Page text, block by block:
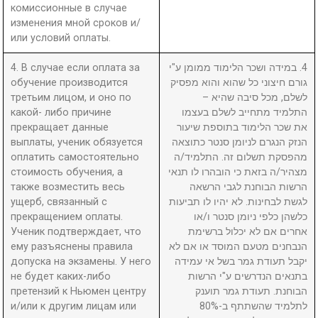
комиссионные в случае
изменения мной сроков и/
или условий оплаты.
4. В случае если оплата за
обучение производится
третьим лицом, и оно по
какой- либо причине
прекращает данные
выплаты, ученик обязуется
оплатить самостоятельно
стоимость обучения, а
также возместить весь
ущерб, связанный с
прекращением оплаты.
Ученик подтверждает, что
ему разъяснены правила
допуска на экзамены. У него
не будет каких-либо
претензий к Ньюмен центру
и/или к другим лицам или
4. במידה ושכר הלימוד ממומן ע"י
גורם חיצוני כל שהוא והוא מפסיק
לשלם, מכל סיבה שהיא –
התלמיד מתחייב לשלם בעצמו
את שכר הלימוד בתוספת שיעור
הנזק הנגרם לניומן סנטר כתוצאה
מהפסקת תשלום זה. התלמיד/ה
מצהיר/ה בזאת כי הובהרו לו תנאי
הרשות הבוחנת לגבי הרשאה
לגשת לבחינות. לא יהיו לו תביעות
כלשהן כלפי ניומן סנטר ו/או
אחרים אם לא יכלול ברשימת
הנבחנים מטעם המוסד או אם לא
יקבל תעודת גמר בשל אי עמידה
בתנאים הנדרשים ע"י הרשות
הבוחנת. תעודת גמר תוענק
לתלמיד שהשתתף ב-80%